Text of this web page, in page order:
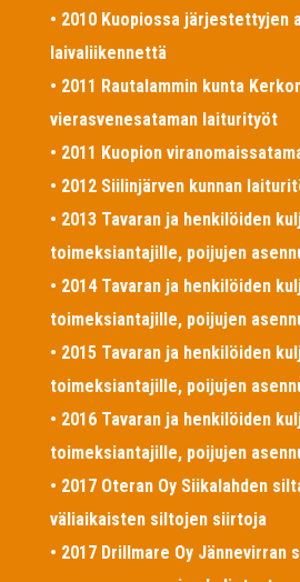
• 2010 Kuopiossa järjestettyjen
laivaliikennettä
• 2011 Rautalammin kunta
vierasvenesataman laiturityöt
• 2011 Kuopion
• 2012 Siilinjärven kunnan
• 2013 Tavaran ja henkilöiden
toimeksiantajille, poijujen
• 2014 Tavaran ja henkilöiden
toimeksiantajille, poijujen
• 2015 Tavaran ja henkilöiden
toimeksiantajille, poijujen
• 2016 Tavaran ja henkilöiden
toimeksiantajille, poijujen
• 2017 Oteran Oy Siikalahden
väliaikaisten siltojen siirtoja
• 2017 Drillmare Oy Jännevirran